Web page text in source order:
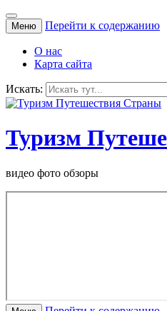
Меню Перейти к содержанию
О нас
Карта сайта
Искать:
Туризм
видео фото обзоры